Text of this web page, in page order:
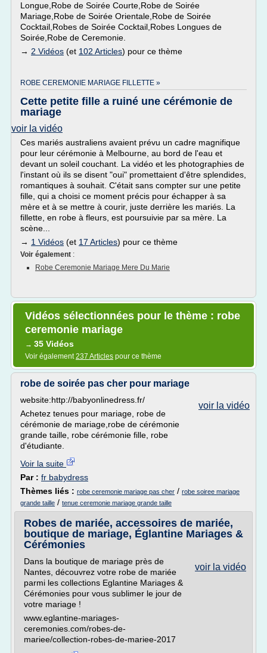
Longue,Robe de Soirée Courte,Robe de Soirée
Mariage,Robe de Soirée Orientale,Robe de Soirée
Cocktail,Robes de Soirée Cocktail,Robes Longues de
Soirée,Robe de Ceremonie.
→ 2 Vidéos (et 102 Articles) pour ce thème
ROBE CEREMONIE MARIAGE FILLETTE »
Cette petite fille a ruiné une cérémonie de
mariage
voir la vidéo
Ces mariés australiens avaient prévu un cadre magnifique
pour leur cérémonie à Melbourne, au bord de l'eau et
devant un soleil couchant. La vidéo et les photographies de
l'instant où ils se disent "oui" promettaient d'être splendides,
romantiques à souhait. C'était sans compter sur une petite
fille, qui a choisi ce moment précis pour échapper à sa
mère et à se mettre à courir, juste derrière les mariés. La
fillette, en robe à fleurs, est poursuivie par sa mère. La
scène...
→ 1 Vidéos (et 17 Articles) pour ce thème
Voir également :
Robe Ceremonie Mariage Mere Du Marie
Vidéos sélectionnées pour le thème : robe
ceremonie mariage
→ 35 Vidéos
Voir également237 Articles pour ce thème
robe de soirée pas cher pour mariage
voir la vidéo
website:http://babyonlinedress.fr/
Achetez tenues pour mariage, robe de
cérémonie de mariage,robe de cérémonie
grande taille, robe cérémonie fille, robe
d'étudiante.
Voir la suite
Par : fr babydress
Thèmes liés : robe ceremonie mariage pas cher / robe soiree mariage
grande taille / tenue ceremonie mariage grande taille
Robes de mariée, accessoires de mariée,
boutique de mariage, Églantine Mariages &
Cérémonies
voir la vidéo
Dans la boutique de mariage près de
Nantes, découvrez votre robe de mariée
parmi les collections Eglantine Mariages &
Cérémonies pour vous sublimer le jour de
votre mariage !
www.eglantine-mariages-
ceremonies.com/robes-de-
mariee/collection-robes-de-mariee-2017